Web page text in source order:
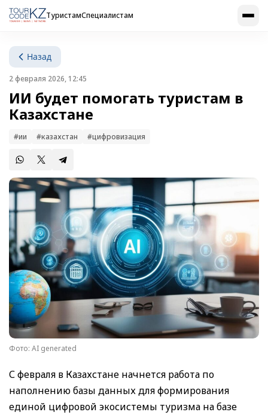
ТуристамСпециалистам
Назад
2 февраля 2026, 12:45
ИИ будет помогать туристам в
Казахстане
#ии #казахстан #цифровизация
Фото: AI generated
С февраля в Казахстане начнется работа по
наполнению базы данных для формирования
единой цифровой экосистемы туризма на базе